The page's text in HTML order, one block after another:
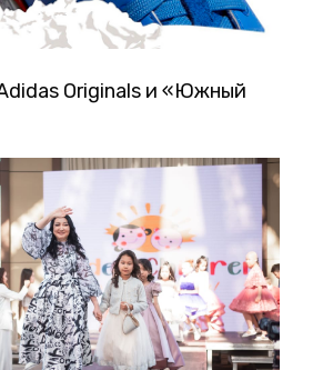
Originals и «Южный